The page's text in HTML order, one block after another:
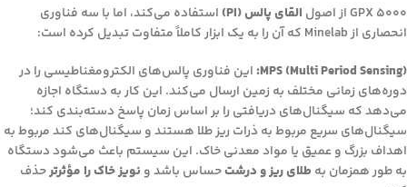
GPX 5000 از اصول القای پالس (PI)
استفاده می‌کند، اما با سه فناوری
انحصاری از Minelab که آن را به یک ابزار کاملاً متفاوت تبدیل کرده است:
MPS (Multi Period Sensing): این فناوری پالس‌های الکترومغناطیسی را در
دوره‌های زمانی مختلف به زمین ارسال می‌کند. این کار به دستگاه اجازه
می‌دهد که سیگنال‌های دریافتی را بر اساس زمان پاسخ دسته‌بندی کند؛
سیگنال‌های سریع مربوط به ذرات ریز طلا هستند و سیگنال‌های کند مربوط به
اهداف بزرگ و عمیق یا مواد معدنی خاک. این سیستم باعث می‌شود دستگاه
به طور همزمان به طلای ریز و درشتحساس باشد و نویز خاک را مؤثرترحذف